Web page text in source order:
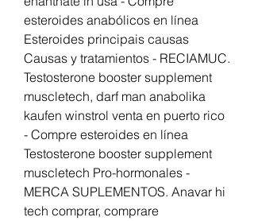
esteroides anabólicos en línea
Esteroides principais causas
Causas y tratamientos - RECIAMUC.
Testosterone booster supplement
muscletech, darf man anabolika
kaufen winstrol venta en puerto rico
- Compre esteroides en línea
Testosterone booster supplement
muscletech Pro-hormonales -
MERCA SUPLEMENTOS. Anavar hi
tech comprar, comprare